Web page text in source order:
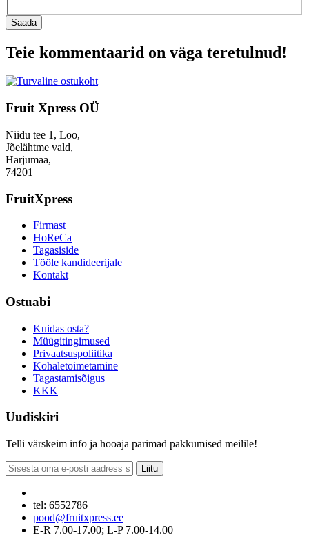
Saada
Teie kommentaarid on väga teretulnud!
Fruit Xpress OÜ
Niidu tee 1, Loo,
Jõelähtme vald,
Harjumaa,
74201
FruitXpress
Firmast
HoReCa
Tagasiside
Tööle kandideerijale
Kontakt
Ostuabi
Kuidas osta?
Müügitingimused
Privaatsuspoliitika
Kohaletoimetamine
Tagastamisõigus
KKK
Uudiskiri
Telli värskeim info ja hooaja parimad pakkumised meilile!
Liitu
tel: 6552786
pood@fruitxpress.ee
E-R 7.00-17.00; L-P 7.00-14.00